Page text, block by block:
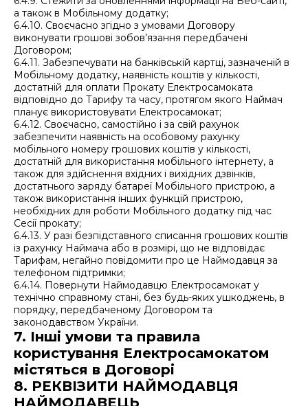
а також в Мобільному додатку;
6.4.10. Своєчасно згідно з умовами Договору
виконувати грошові зобов’язання передбачені
Договором;
6.4.11. Забезпечувати на банківській картці, зазначеній в
Мобільному додатку, наявність коштів у кількості,
достатній для оплати Прокату Електросамоката
відповідно до Тарифу та часу, протягом якого Наймач
планує використовувати Електросамокат;
6.4.12. Своєчасно, самостійно і за свій рахунок
забезпечити наявність на особовому рахунку
мобільного номеру грошових коштів у кількості,
достатній для використання мобільного інтернету, а
також для здійснення вхідних і вихідних дзвінків,
достатнього заряду батареї Мобільного пристрою, а
також використання інших функцій пристрою,
необхідних для роботи Мобільного додатку під час
Сесії прокату;
6.4.13. У разі безпідставного списання грошових коштів
із рахунку Наймача або в розмірі, що не відповідає
Тарифам, негайно повідомити про це Наймодавця за
телефоном підтримки;
6.4.14. Повернути Наймодавцю Електросамокат у
технічно справному стані, без будь-яких ушкоджень, в
порядку, передбаченому Договором та
законодавством України.
7. Інші умови та правила
користування Електросамокатом
містяться в Договорі
8. РЕКВІЗИТИ НАЙМОДАВЦЯ
НАЙМОДАВЕЦЬ